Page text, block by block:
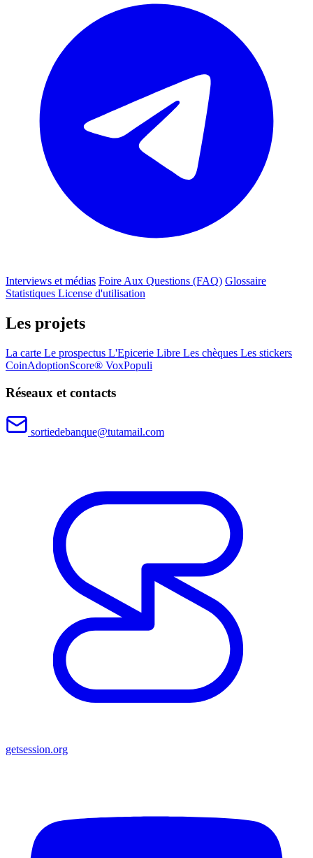
Interviews et médias Foire Aux Questions (FAQ) Glossaire
Statistiques License d'utilisation
Les projets
La carte Le prospectus L'Epicerie Libre Les chèques Les stickers
CoinAdoptionScore® VoxPopuli
Réseaux et contacts
sortiedebanque@tutamail.com
getsession.org